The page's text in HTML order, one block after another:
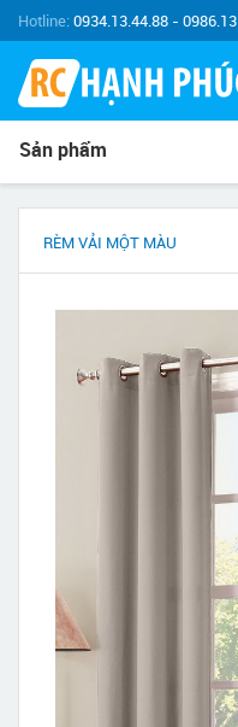
Hotline:0934.13.44.88 -
Sản phẩm
RÈM VẢI MỘT MÀU